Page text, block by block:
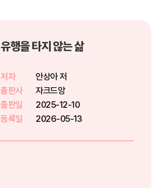
유행을 타지 않는 삶
저자
안상아 저
출판사
자크드앙
출판일
2025-12-10
등록일
2026-05-13